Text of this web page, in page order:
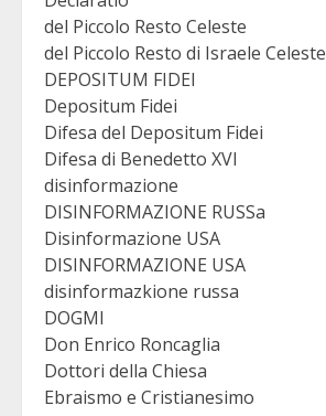
del Piccolo Resto Celeste
del Piccolo Resto di Israele Celeste
DEPOSITUM FIDEI
Depositum Fidei
Difesa del Depositum Fidei
Difesa di Benedetto XVI
disinformazione
DISINFORMAZIONE RUSSa
Disinformazione USA
DISINFORMAZIONE USA
disinformazkione russa
DOGMI
Don Enrico Roncaglia
Dottori della Chiesa
Ebraismo e Cristianesimo